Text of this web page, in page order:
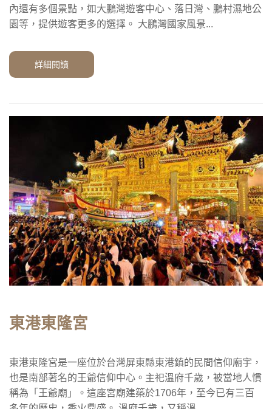
內還有多個景點，如大鵬灣遊客中心、落日灣、鵬村濕地公
園等，提供遊客更多的選擇。 大鵬灣國家風景...
詳細閱讀
東港東隆宮
東港東隆宮是一座位於台灣屏東縣東港鎮的民間信仰廟宇，
也是南部著名的王爺信仰中心。主祀溫府千歲，被當地人慣
稱為「王爺廟」。這座宮廟建築於1706年，至今已有三百